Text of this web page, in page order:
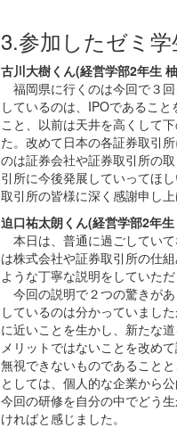
3.参加したゼミ
古川大樹くん(経営学部2年生
福岡県に行くのは今回で３
しているのは、IPOであるこ
こと、以前は天井を高くして
た。改めて日本の各証券取引
のは証券会社や証券取引所の
引所に今後発展していってほ
取引所の皆様に深く感謝申し上
迫口祐太朗くん(経営学部2年
本日は、普通に過ごしてい
は株式会社や証券取引所の仕
ような丁寧な説明をしていただ
今回の説明で２つの驚きが
しているのは分かっていまし
に近いことを生かし、新たな
メリットではないことを改め
無視できないものであること
としては、個人的な企業から
今回の研修を自分の中でどう
ければと感じました。